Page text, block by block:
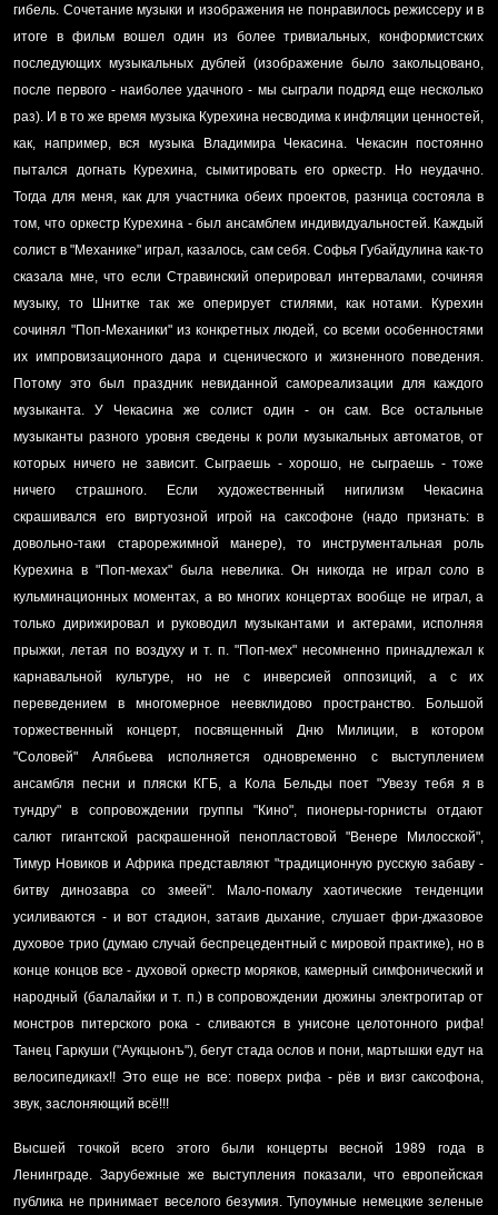
гибель. Сочетание музыки и изображения не понравилось режиссеру и в
итоге в фильм вошел один из более тривиальных, конформистских
последующих музыкальных дублей (изображение было закольцовано,
после первого - наиболее удачного - мы сыграли подряд еще несколько
раз). И в то же время музыка Курехина несводима к инфляции ценностей,
как, например, вся музыка Владимира Чекасина. Чекасин постоянно
пытался догнать Курехина, сымитировать его оркестр. Но неудачно.
Тогда для меня, как для участника обеих проектов, разница состояла в
том, что оркестр Курехина - был ансамблем индивидуальностей. Каждый
солист в "Механике" играл, казалось, сам себя. Софья Губайдулина как-то
сказала мне, что если Стравинский оперировал интервалами, сочиняя
музыку, то Шнитке так же оперирует стилями, как нотами. Курехин
сочинял "Поп-Механики" из конкретных людей, со всеми особенностями
их импровизационного дара и сценического и жизненного поведения.
Потому это был праздник невиданной самореализации для каждого
музыканта. У Чекасина же солист один - он сам. Все остальные
музыканты разного уровня сведены к роли музыкальных автоматов, от
которых ничего не зависит. Сыграешь - хорошо, не сыграешь - тоже
ничего страшного. Если художественный нигилизм Чекасина
скрашивался его виртуозной игрой на саксофоне (надо признать: в
довольно-таки старорежимной манере), то инструментальная роль
Курехина в "Поп-мехах" была невелика. Он никогда не играл соло в
кульминационных моментах, а во многих концертах вообще не играл, а
только дирижировал и руководил музыкантами и актерами, исполняя
прыжки, летая по воздуху и т. п. "Поп-мех" несомненно принадлежал к
карнавальной культуре, но не с инверсией оппозиций, а с их
переведением в многомерное неевклидово пространство. Большой
торжественный концерт, посвященный Дню Милиции, в котором
"Соловей" Алябьева исполняется одновременно с выступлением
ансамбля песни и пляски КГБ, а Кола Бельды поет "Увезу тебя я в
тундру" в сопровождении группы "Кино", пионеры-горнисты отдают
салют гигантской раскрашенной пенопластовой "Венере Милосской",
Тимур Новиков и Африка представляют "традиционную русскую забаву -
битву динозавра со змеей". Мало-помалу хаотические тенденции
усиливаются - и вот стадион, затаив дыхание, слушает фри-джазовое
духовое трио (думаю случай беспрецедентный с мировой практике), но в
конце концов все - духовой оркестр моряков, камерный симфонический и
народный (балалайки и т. п.) в сопровождении дюжины электрогитар от
монстров питерского рока - сливаются в унисоне целотонного рифа!
Танец Гаркуши ("Аукцыонъ"), бегут стада ослов и пони, мартышки едут на
велосипедиках!! Это еще не все: поверх рифа - рёв и визг саксофона,
звук, заслоняющий всё!!!
Высшей точкой всего этого были концерты весной 1989 года в
Ленинграде. Зарубежные же выступления показали, что европейская
публика не принимает веселого безумия. Тупоумные немецкие зеленые